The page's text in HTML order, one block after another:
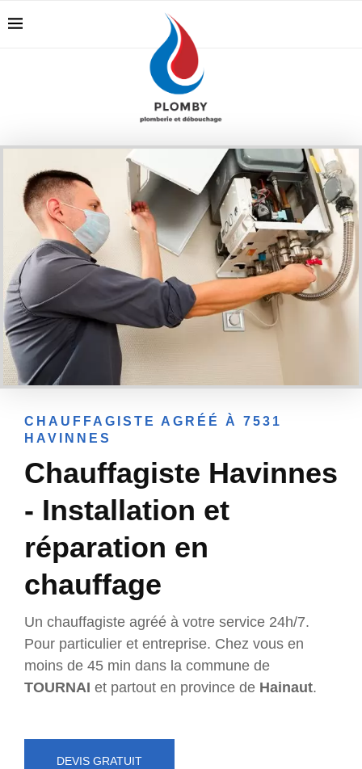
CHAUFFAGISTE AGRÉÉ À 7531
HAVINNES
Chauffagiste Havinnes
- Installation et
réparation en
chauffage
Un chauffagiste agréé à votre service 24h/7.
Pour particulier et entreprise. Chez vous en
moins de 45 min dans la commune de
TOURNAI et partout en province de Hainaut.
DEVIS GRATUIT